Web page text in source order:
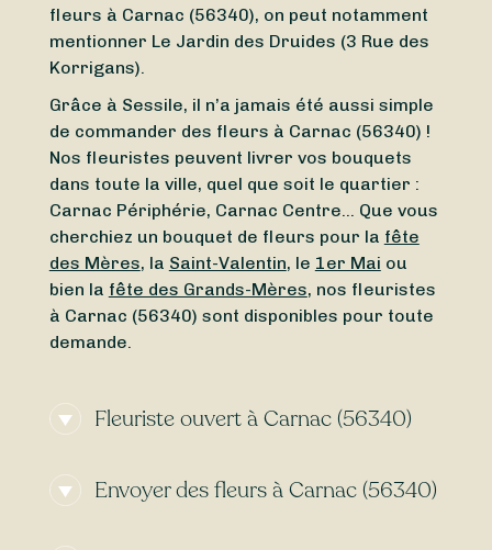
fleurs à Carnac (56340), on peut notamment
mentionner Le Jardin des Druides (3 Rue des
Korrigans).
Grâce à Sessile, il n’a jamais été aussi simple
de commander des fleurs à Carnac (56340) !
Nos fleuristes peuvent livrer vos bouquets
dans toute la ville, quel que soit le quartier :
Carnac Périphérie, Carnac Centre… Que vous
cherchiez un bouquet de fleurs pour la fête
des Mères, la Saint-Valentin, le 1er Mai ou
bien la fête des Grands-Mères, nos fleuristes
à Carnac (56340) sont disponibles pour toute
demande.
Fleuriste ouvert à Carnac (56340)
proximité de Carnac (56340) ? À la recherche
Envoyer des fleurs à Carnac (56340)